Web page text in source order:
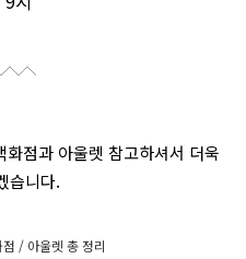
점과 아울렛 참고하셔서 더욱
습니다.
/ 아울렛 총 정리